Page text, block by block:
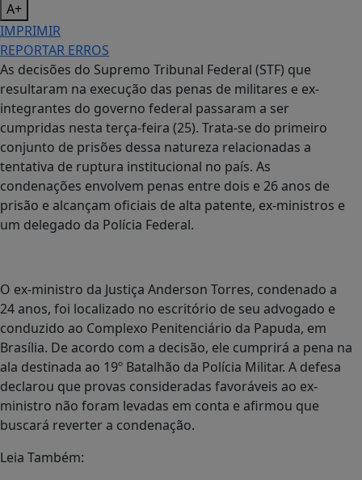
A+
IMPRIMIR
REPORTAR ERROS
As decisões do Supremo Tribunal Federal (STF) que
resultaram na execução das penas de militares e ex-
integrantes do governo federal passaram a ser
cumpridas nesta terça-feira (25). Trata-se do primeiro
conjunto de prisões dessa natureza relacionadas a
tentativa de ruptura institucional no país. As
condenações envolvem penas entre dois e 26 anos de
prisão e alcançam oficiais de alta patente, ex-ministros e
um delegado da Polícia Federal.
O ex-ministro da Justiça Anderson Torres, condenado a
24 anos, foi localizado no escritório de seu advogado e
conduzido ao Complexo Penitenciário da Papuda, em
Brasília. De acordo com a decisão, ele cumprirá a pena na
ala destinada ao 19º Batalhão da Polícia Militar. A defesa
declarou que provas consideradas favoráveis ao ex-
ministro não foram levadas em conta e afirmou que
buscará reverter a condenação.
Leia Também: